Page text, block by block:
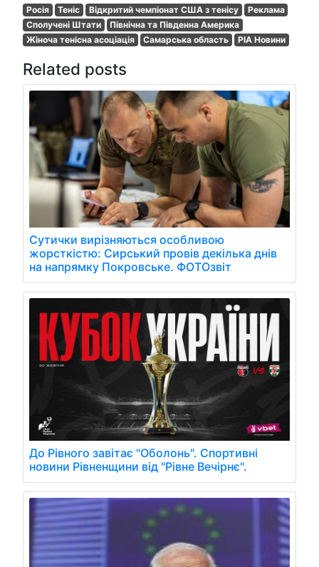
Росія Теніс Відкритий чемпіонат США з тенісу
Реклама
Сполучені Штати
Північна та Південна Америка
Жіноча тенісна асоціація
Самарська область РІА Новини
Related posts
Сутички вирізняються особливою
жорсткістю: Сирський провів декілька днів
на напрямку Покровське. ФОТОзвіт
До Рівного завітає "Оболонь". Спортивні
новини Рівненщини від "Рівне Вечірнє".